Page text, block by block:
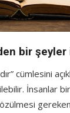
bir
cümlesini
İnsanlar